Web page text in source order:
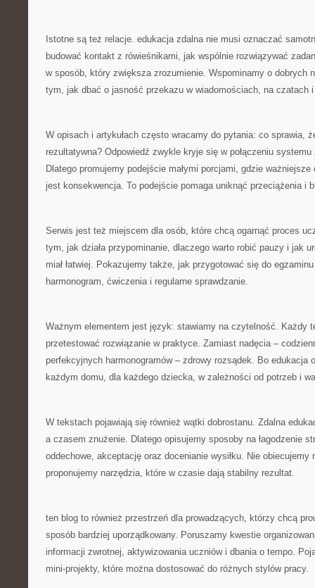
Istotne są też relacje. edukacja zdalna nie musi oznaczać
budować kontakt z rówieśnikami, jak wspólnie rozwiązywać
w sposób, który zwiększa zrozumienie. Wspominamy o dobrych
tym, jak dbać o jasność przekazu w wiadomościach, na czatach
W opisach i artykułach często wracamy do pytania: co sprawia,
rezultatywna? Odpowiedź zwykle kryje się w połączeniu
Dlatego promujemy podejście małymi porcjami, gdzie ważniejsze
jest konsekwencja. To podejście pomaga uniknąć przeciążenia i
Serwis jest też miejscem dla osób, które chcą ogarnąć proces
tym, jak działa przypominanie, dlaczego warto robić pauzy i jak
miał łatwiej. Pokazujemy także, jak przygotować się do
harmonogram, ćwiczenia i regularne sprawdzanie.
Ważnym elementem jest język: stawiamy na czytelność. Każdy
przetestować rozwiązanie w praktyce. Zamiast nadęcia –
perfekcyjnych harmonogramów – zdrowy rozsądek. Bo edukacja
każdym domu, dla każdego dziecka, w zależności od potrzeb i
W tekstach pojawiają się również wątki dobrostanu. Zdalna
a czasem znużenie. Dlatego opisujemy sposoby na łagodzenie
oddechowe, akceptację oraz docenianie wysiłku. Nie
proponujemy narzędzia, które w czasie dają stabilny rezultat.
ten blog to również przestrzeń dla prowadzących, którzy chcą
sposób bardziej uporządkowany. Poruszamy kwestie
informacji zwrotnej, aktywizowania uczniów i dbania o tempo.
mini-projekty, które można dostosować do różnych stylów pracy.